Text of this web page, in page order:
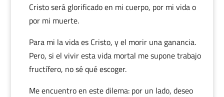
Cristo será glorificado en mi cuerpo, por mi vida o
por mi muerte.
Para mi la vida es Cristo, y el morir una ganancia.
Pero, si el vivir esta vida mortal me supone trabajo
fructífero, no sé qué escoger.
Me encuentro en este dilema: por un lado, deseo